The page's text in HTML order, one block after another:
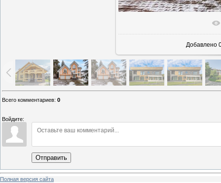
В
Добавлено
Всего комментариев: 0
Войдите:
Отправить
Полная версия сайта